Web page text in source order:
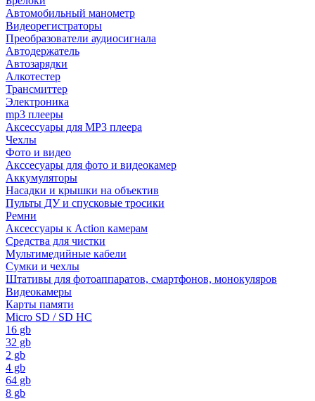
Автомобильный манометр
Видеорегистраторы
Преобразователи аудиосигнала
Автодержатель
Автозарядки
Алкотестер
Трансмиттер
Электроника
mp3 плееры
Аксессуары для MP3 плеера
Чехлы
Фото и видео
Акссесуары для фото и видеокамер
Аккумуляторы
Насадки и крышки на объектив
Пульты ДУ и спусковые тросики
Ремни
Аксессуары к Action камерам
Средства для чистки
Мультимедийные кабели
Сумки и чехлы
Штативы для фотоаппаратов, смартфонов, монокуляров
Видеокамеры
Карты памяти
Micro SD / SD HC
16 gb
32 gb
2 gb
4 gb
64 gb
8 gb